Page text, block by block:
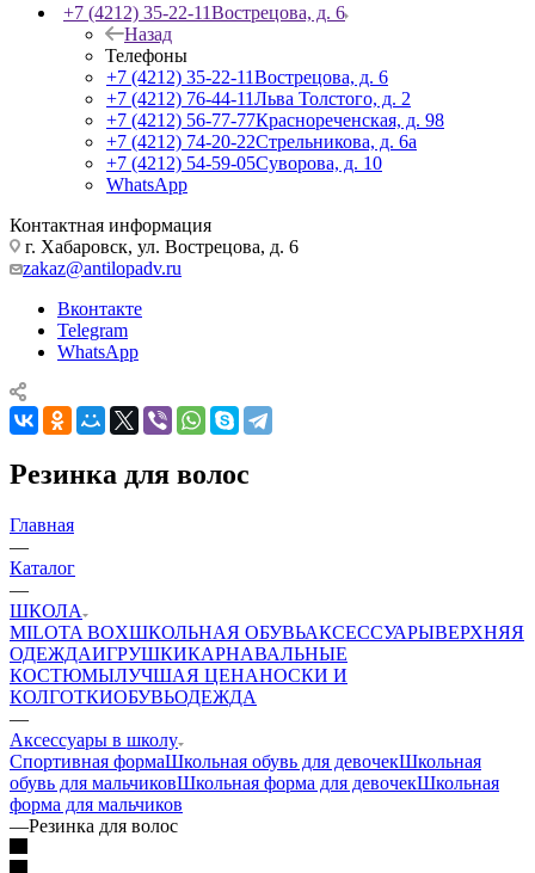
+7 (4212) 35-22-11Вострецова, д. 6
Назад
Телефоны
+7 (4212) 35-22-11Вострецова, д. 6
+7 (4212) 76-44-11Льва Толстого, д. 2
+7 (4212) 56-77-77Краснореченская, д. 98
+7 (4212) 74-20-22Стрельникова, д. 6а
+7 (4212) 54-59-05Суворова, д. 10
WhatsApp
Контактная информация
г. Хабаровск, ул. Вострецова, д. 6
zakaz@antilopadv.ru
Вконтакте
Telegram
WhatsApp
Резинка для волос
Главная
—
Каталог
—
ШКОЛА
MILOTA BOXШКОЛЬНАЯ ОБУВЬАКСЕССУАРЫВЕРХНЯЯ
ОДЕЖДАИГРУШКИКАРНАВАЛЬНЫЕ
КОСТЮМЫЛУЧШАЯ ЦЕНАНОСКИ И
КОЛГОТКИОБУВЬОДЕЖДА
—
Аксессуары в школу
Спортивная формаШкольная обувь для девочекШкольная
обувь для мальчиковШкольная форма для девочекШкольная
форма для мальчиков
—Резинка для волос